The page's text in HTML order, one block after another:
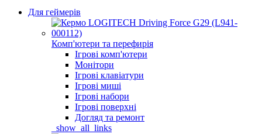
Для геймерів
Комп'ютери та перефирія
Ігрові комп'ютери
Монітори
Ігрові клавіатури
Ігрові миші
Ігрові набори
Ігрові поверхні
Догляд та ремонт
_show_all_links